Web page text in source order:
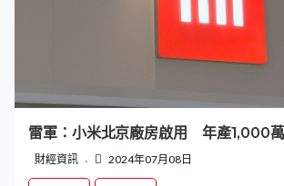
雷軍：小米北京廠房啟用 年產1,000
財經資訊 2024年07月08日